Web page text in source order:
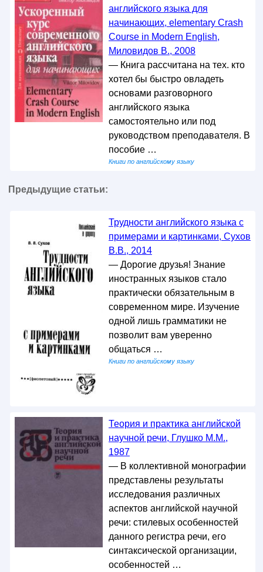
английского языка для
начинающих, elementary Crash
Course in Modern English,
Миловидов В., 2008
— Книга рассчитана на тех. кто
хотел бы быстро овладеть
основами разговорного
английского языка
самостоятельно или под
руководством преподавателя. В
пособие …
Книги по английскому языку
Предыдущие статьи:
Трудности английского языка с
примерами и картинками, Сухов
В.В., 2014
— Дорогие друзья! Знание
иностранных языков стало
практически обязательным в
современном мире. Изучение
одной лишь грамматики не
позволит вам уверенно
общаться …
Книги по английскому языку
Теория и практика английской
научной речи, Глушко М.М.,
1987
— В коллективной монографии
представлены результаты
исследования различных
аспектов английской научной
речи: стилевых особенностей
данного регистра речи, его
синтаксической организации,
особенностей …